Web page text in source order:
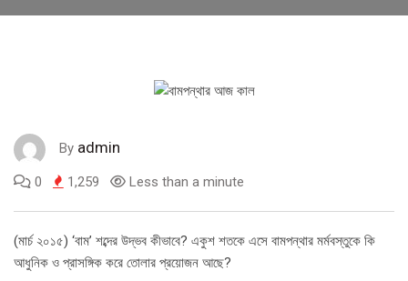
By admin
0 1,259 Less than a minute
(মার্চ ২০১৫) ‘বাম’ শব্দের উদ্ভব কীভাবে? একুশ শতকে এসে বামপন্থার মর্মবস্তুকে কি
আধুনিক ও প্রাসঙ্গিক করে তোলার প্রয়োজন আছে?